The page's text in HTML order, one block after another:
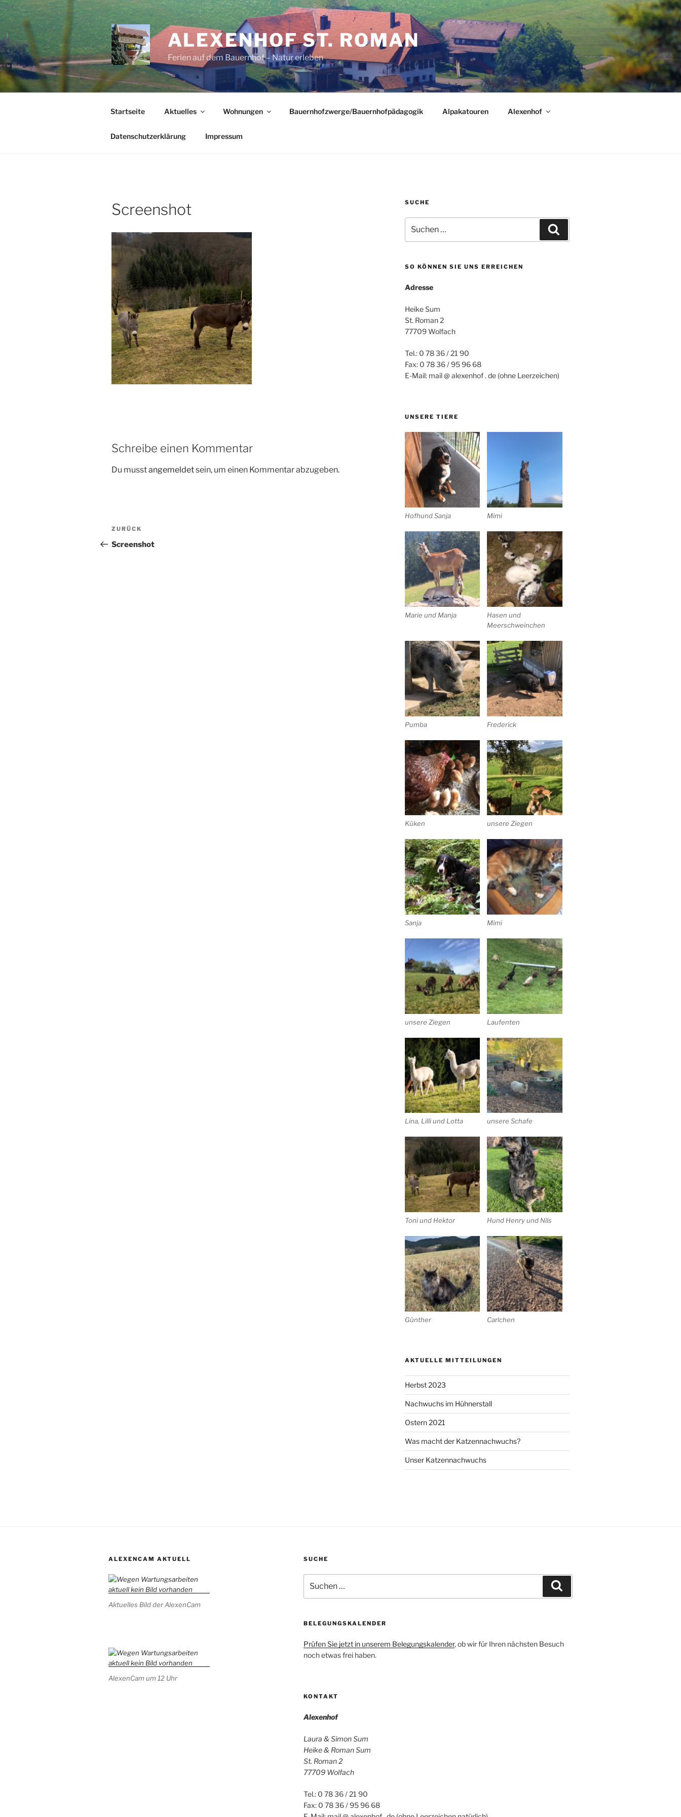
Zum
Inhalt
springen
ALEXENHOF ST. ROMAN
Ferien auf dem Bauernhof – Natur erleben
Startseite Aktuelles Wohnungen Bauernhofzwerge/Bauernhofpädagogik Alpakatouren Alexenhof
Datenschutzerklärung Impressum
Screenshot
Schreibe einen Kommentar
Du musstangemeldetsein, um einen Kommentar abzugeben.
Beitragsnavigation
Vorheriger
Beitrag
ZURÜCK
Screenshot
SUCHE
nach:
SO KÖNNEN SIE UNS ERREICHEN
Adresse
Heike Sum
St. Roman 2
77709 Wolfach
Tel.: 0 78 36 / 21 90
Fax: 0 78 36 / 95 96 68
E-Mail: mail @ alexenhof . de (ohne Leerzeichen)
UNSERE TIERE
Hofhund Sanja Mimi
Marie und Manja
Hasen und
Meerschweinchen
Pumba Frederick
Küken unsere Ziegen
Sanja Mimi
unsere Ziegen Laufenten
Lina, Lilli und Lotta unsere Schafe
Toni und Hektor Hund Henry und Nils
Günther Carlchen
AKTUELLE MITTEILUNGEN
Herbst 2023
Nachwuchs im Hühnerstall
Ostern 2021
Was macht der Katzennachwuchs?
Unser Katzennachwuchs
ALEXENCAM AKTUELL
Aktuelles Bild der AlexenCam
AlexenCam um 12 Uhr
SUCHE
nach:
BELEGUNGSKALENDER
Prüfen Sie jetzt in unserem Belegungskalender, ob wir für Ihren nächsten Besuch
noch etwas frei haben.
KONTAKT
Alexenhof
Laura & Simon Sum
Heike & Roman Sum
St. Roman 2
77709 Wolfach
Tel.: 0 78 36 / 21 90
Fax: 0 78 36 / 95 96 68